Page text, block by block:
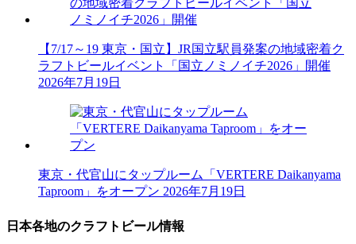
【7/17～19 東京・国立】JR国立駅員発案の地域密着ク
ラフトビールイベント「国立ノミノイチ2026」開催
2026年7月19日
東京・代官山にタップルーム「VERTERE Daikanyama
Taproom」をオープン 2026年7月19日
日本各地のクラフトビール情報